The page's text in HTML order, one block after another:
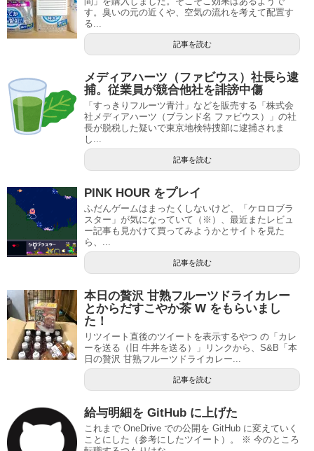
す。臭いの元の近くや、空気の流れを考えて配置す
る...
記事を読む
メディアハーツ（ファビウス）社長ら逮
捕。従業員が競合他社を誹謗中傷
「すっきりフルーツ青汁」などを販売する「株式会
社メディアハーツ（ブランド名 ファビウス）」の社
長が脱税した疑いで東京地検特捜部に逮捕されま
し...
記事を読む
PINK HOUR をプレイ
ふだんゲームはまったくしないけど、「ケロロブラ
スター」が気になっていて（※）、最近またレビュ
ー記事も見かけて買ってみようかとサイトを見た
ら、...
記事を読む
本日の贅沢 甘熟フルーツドライカレー
とからだすこやか茶 W をもらいまし
た！
リツイート直後のツイートを表示するやつ の「カレ
ーを送る（旧 牛丼を送る）」リンクから、S&B「本
日の贅沢 甘熟フルーツドライカレー...
記事を読む
給与明細を GitHub に上げた
これまで OneDrive での公開を GitHub に変えていく
ことにした（参考にしたツイート）。 ※ 今のところ